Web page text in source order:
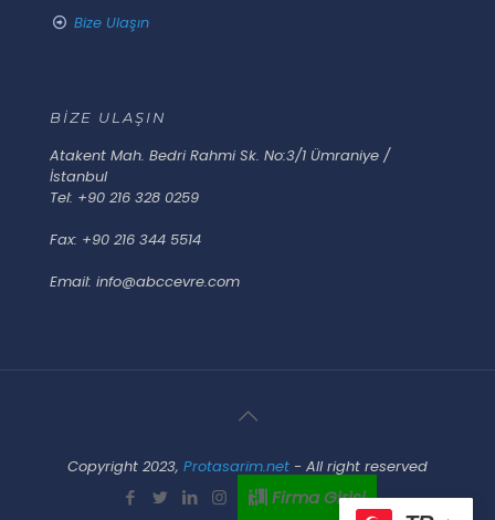
Bize Ulaşın
BİZE ULAŞIN
Atakent Mah. Bedri Rahmi Sk. No:3/1 Ümraniye /
İstanbul
Tel: +90 216 328 0259
Fax: +90 216 344 5514
Email: info@abccevre.com
Copyright 2023, Protasarim.net - All right reserved
Firma Girişi